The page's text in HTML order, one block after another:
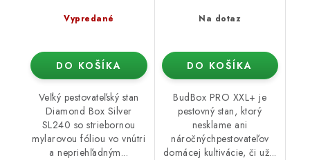
Vypredané
DO KOŠÍKA
Veľký pestovateľský stan
Diamond Box Silver
SL240 so striebornou
mylarovou fóliou vo vnútri
a nepriehľadným...
Na dotaz
DO KOŠÍKA
BudBox PRO XXL+ je
pestovný stan, ktorý
nesklame ani
náročnýchpestovateľov
domácej kultivácie, či už...